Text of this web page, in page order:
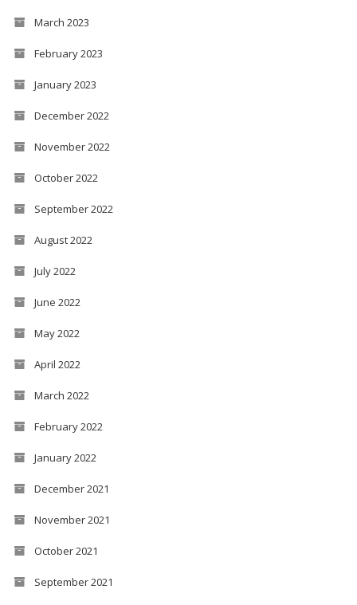
March 2023
February 2023
January 2023
December 2022
November 2022
October 2022
September 2022
August 2022
July 2022
June 2022
May 2022
April 2022
March 2022
February 2022
January 2022
December 2021
November 2021
October 2021
September 2021